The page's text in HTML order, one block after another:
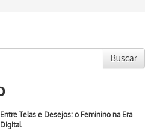
Buscar
Entre Telas e Desejos: o Feminino na Era
Digital